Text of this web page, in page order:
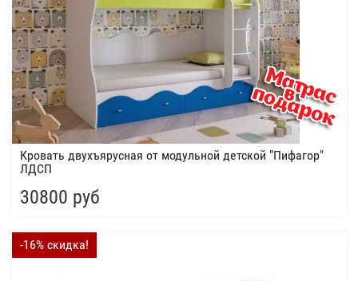
Кровать двухъярусная от модульной детской "Пифагор"
ЛДСП
30800 руб
-16% скидка!